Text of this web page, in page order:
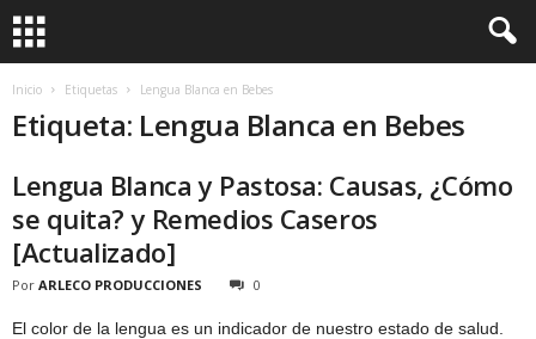
Inicio Etiquetas Lengua Blanca en Bebes
Etiqueta: Lengua Blanca en Bebes
Lengua Blanca y Pastosa: Causas, ¿Cómo
se quita? y Remedios Caseros
[Actualizado]
Por ARLECO PRODUCCIONES 0
El color de la lengua es un indicador de nuestro estado de salud.